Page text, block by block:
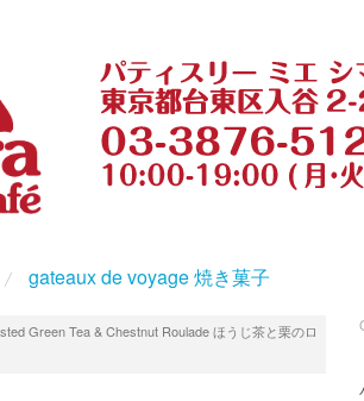
gateaux de voyage 焼き菓子
Green Tea & Chestnut Roulade ほうじ茶と栗のロ